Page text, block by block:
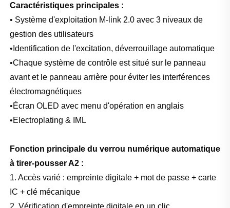
Caractéristiques principales :
• Système d'exploitation M-link 2.0 avec 3 niveaux de
gestion des utilisateurs
•Identification de l'excitation, déverrouillage automatique
•Chaque système de contrôle est situé sur le panneau
avant et le panneau arrière pour éviter les interférences
électromagnétiques
•Écran OLED avec menu d'opération en anglais
•Electroplating & IML
Fonction principale du verrou numérique automatique
à tirer-pousser A2 :
1. Accès varié : empreinte digitale + mot de passe + carte
IC + clé mécanique
2. Vérification d'empreinte digitale en un clic